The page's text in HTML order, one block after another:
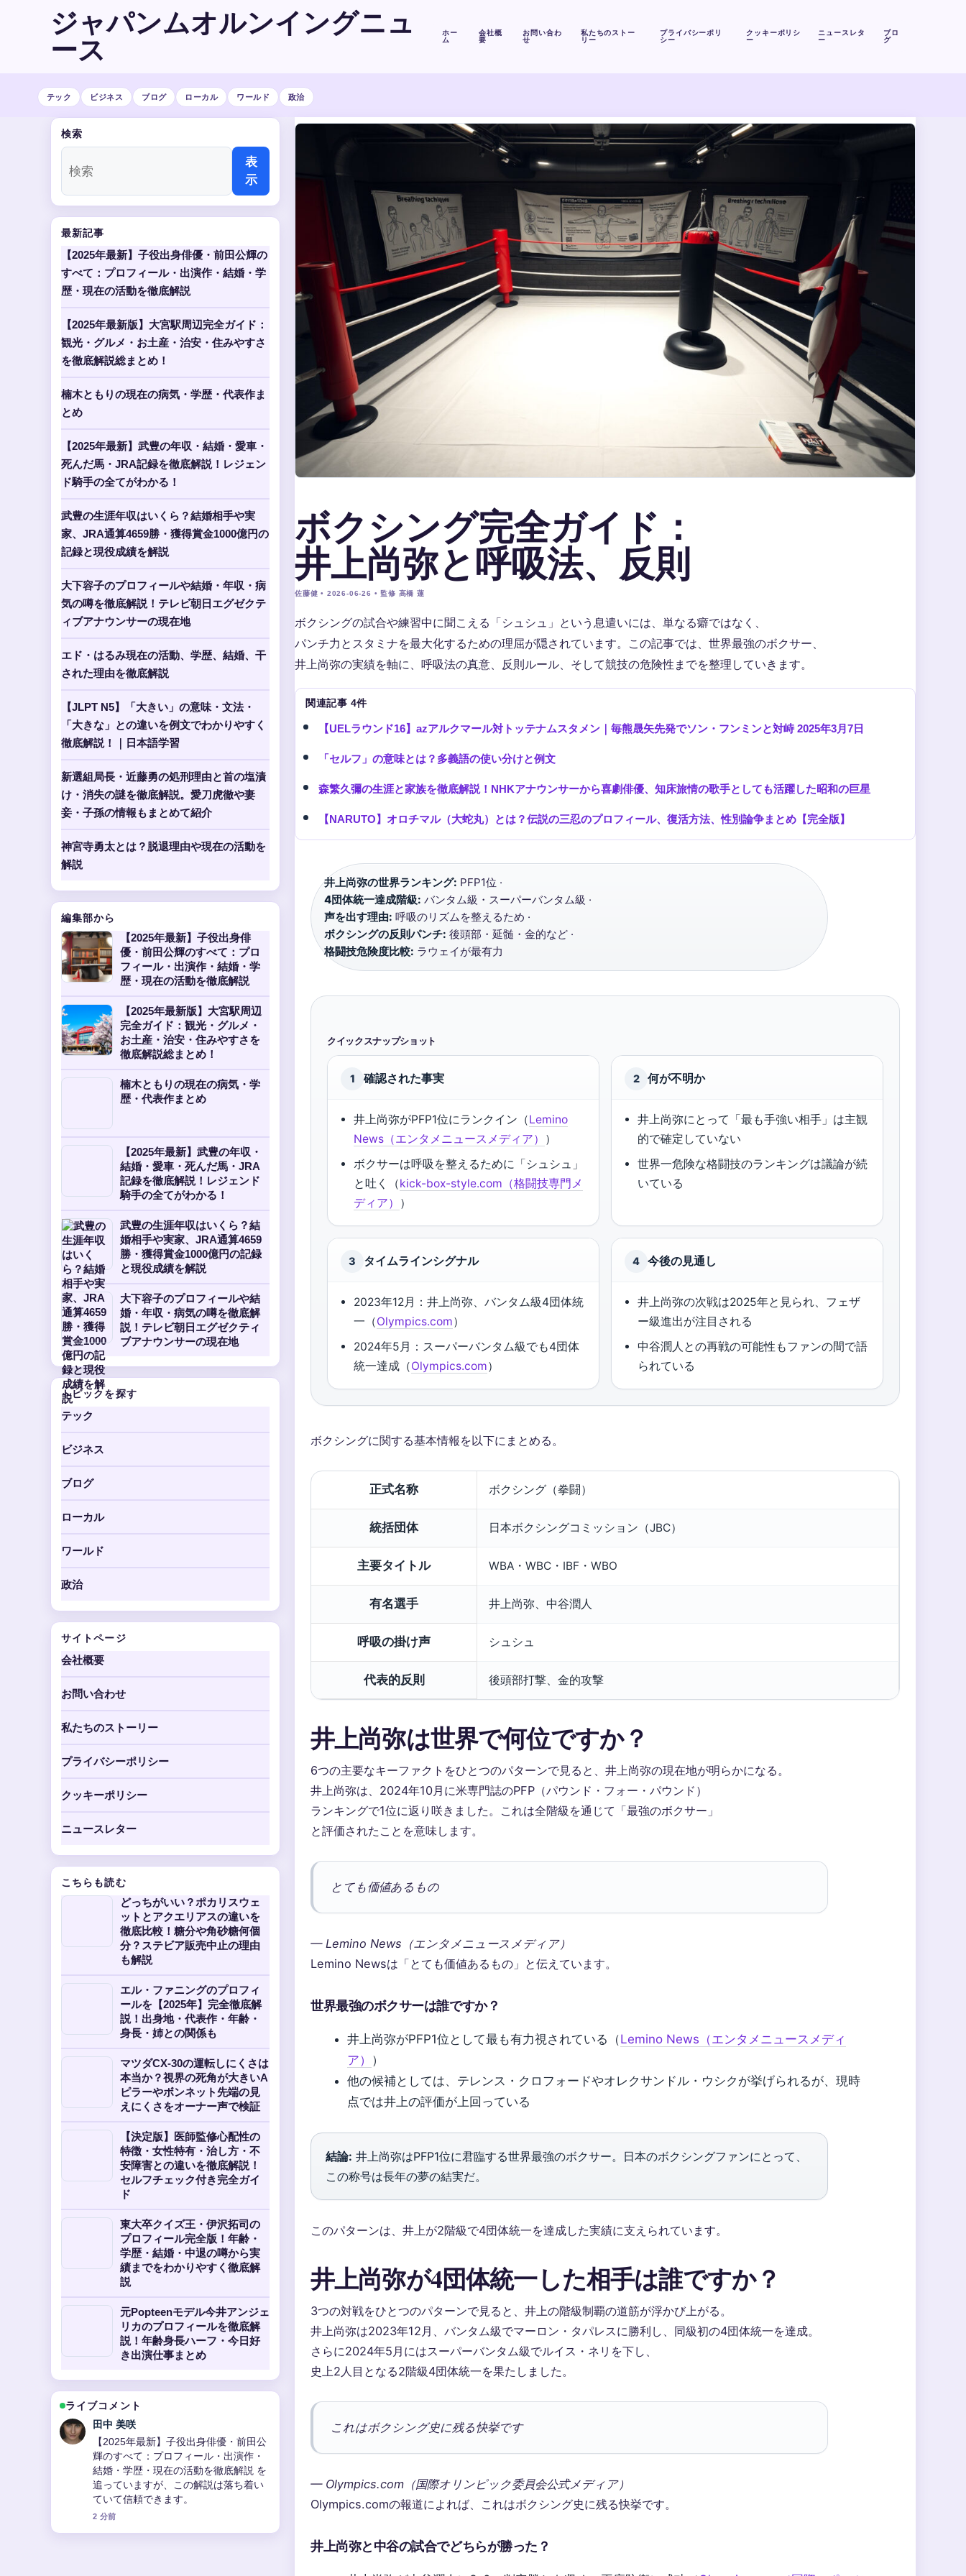
ジャパンムオルンイングニュ
ース
ホー
ム
会社概
要
お問い合わ
せ
私たちのストー
リー
プライバシーポリ
シー
クッキーポリシ
ー
ニュースレタ
ー
ブロ
グ
テック ビジネス ブログ ローカル ワールド 政治
ボクシング完全ガイド：
井上尚弥と呼吸法、反則
佐藤健 • 2026-06-26 • 監修 高橋 蓮
ボクシングの試合や練習中に聞こえる「シュシュ」という息遣いには、単なる癖ではなく、
パンチ力とスタミナを最大化するための理屈が隠されています。この記事では、世界最強のボクサー、
井上尚弥の実績を軸に、呼吸法の真意、反則ルール、そして競技の危険性までを整理していきます。
関連記事 4件
【UELラウンド16】azアルクマール対トッテナムスタメン｜毎熊晟矢先発でソン・フンミンと対峙 2025年3月7日
「セルフ」の意味とは？多義語の使い分けと例文
森繁久彌の生涯と家族を徹底解説！NHKアナウンサーから喜劇俳優、知床旅情の歌手としても活躍した昭和の巨星
【NARUTO】オロチマル（大蛇丸）とは？伝説の三忍のプロフィール、復活方法、性別論争まとめ【完全版】
井上尚弥の世界ランキング: PFP1位 ·
4団体統一達成階級: バンタム級・スーパーバンタム級 ·
声を出す理由: 呼吸のリズムを整えるため ·
ボクシングの反則パンチ: 後頭部・延髄・金的など ·
格闘技危険度比較: ラウェイが最有力
クイックスナップショット
1 確認された事実
井上尚弥がPFP1位にランクイン（Lemino
News（エンタメニュースメディア） ）
ボクサーは呼吸を整えるために「シュシュ」
と吐く（kick-box-style.com（格闘技専門メ
ディア） ）
2 何が不明か
井上尚弥にとって「最も手強い相手」は主観
的で確定していない
世界一危険な格闘技のランキングは議論が続
いている
3 タイムラインシグナル
2023年12月：井上尚弥、バンタム級4団体統
一（Olympics.com）
2024年5月：スーパーバンタム級でも4団体
統一達成（Olympics.com）
4 今後の見通し
井上尚弥の次戦は2025年と見られ、フェザ
ー級進出が注目される
中谷潤人との再戦の可能性もファンの間で語
られている
ボクシングに関する基本情報を以下にまとめる。
正式名称 ボクシング（拳闘）
統括団体 日本ボクシングコミッション（JBC）
主要タイトル WBA・WBC・IBF・WBO
有名選手 井上尚弥、中谷潤人
呼吸の掛け声 シュシュ
代表的反則 後頭部打撃、金的攻撃
井上尚弥は世界で何位ですか？
6つの主要なキーファクトをひとつのパターンで見ると、井上尚弥の現在地が明らかになる。
井上尚弥は、2024年10月に米専門誌のPFP（パウンド・フォー・パウンド）
ランキングで1位に返り咲きました。これは全階級を通じて「最強のボクサー」
と評価されたことを意味します。
とても価値あるもの
— Lemino News（エンタメニュースメディア）
Lemino Newsは「とても価値あるもの」と伝えています。
世界最強のボクサーは誰ですか？
井上尚弥がPFP1位として最も有力視されている（Lemino News（エンタメニュースメディ
ア） ）
他の候補としては、テレンス・クロフォードやオレクサンドル・ウシクが挙げられるが、現時
点では井上の評価が上回っている
結論: 井上尚弥はPFP1位に君臨する世界最強のボクサー。日本のボクシングファンにとって、
この称号は長年の夢の結実だ。
このパターンは、井上が2階級で4団体統一を達成した実績に支えられています。
井上尚弥が4団体統一した相手は誰ですか？
3つの対戦をひとつのパターンで見ると、井上の階級制覇の道筋が浮かび上がる。
井上尚弥は2023年12月、バンタム級でマーロン・タパレスに勝利し、同級初の4団体統一を達成。
さらに2024年5月にはスーパーバンタム級でルイス・ネリを下し、
史上2人目となる2階級4団体統一を果たしました。
これはボクシング史に残る快挙です
— Olympics.com（国際オリンピック委員会公式メディア）
Olympics.comの報道によれば、これはボクシング史に残る快挙です。
井上尚弥と中谷の試合でどちらが勝った？
検索
表
示
最新記事
【2025年最新】子役出身俳優・前田公輝の
すべて：プロフィール・出演作・結婚・学
歴・現在の活動を徹底解説
【2025年最新版】大宮駅周辺完全ガイド：
観光・グルメ・お土産・治安・住みやすさ
を徹底解説総まとめ！
楠木ともりの現在の病気・学歴・代表作ま
とめ
【2025年最新】武豊の年収・結婚・愛車・
死んだ馬・JRA記録を徹底解説！レジェン
ド騎手の全てがわかる！
武豊の生涯年収はいくら？結婚相手や実
家、JRA通算4659勝・獲得賞金1000億円の
記録と現役成績を解説
大下容子のプロフィールや結婚・年収・病
気の噂を徹底解説！テレビ朝日エグゼクテ
ィブアナウンサーの現在地
エド・はるみ現在の活動、学歴、結婚、干
された理由を徹底解説
【JLPT N5】「大きい」の意味・文法・
「大きな」との違いを例文でわかりやすく
徹底解説！｜日本語学習
新選組局長・近藤勇の処刑理由と首の塩漬
け・消失の謎を徹底解説。愛刀虎徹や妻
妾・子孫の情報もまとめて紹介
神宮寺勇太とは？脱退理由や現在の活動を
解説
編集部から
【2025年最新】子役出身俳
優・前田公輝のすべて：プロ
フィール・出演作・結婚・学
歴・現在の活動を徹底解説
【2025年最新版】大宮駅周辺
完全ガイド：観光・グルメ・
お土産・治安・住みやすさを
徹底解説総まとめ！
楠木ともりの現在の病気・学
歴・代表作まとめ
【2025年最新】武豊の年収・
結婚・愛車・死んだ馬・JRA
記録を徹底解説！レジェンド
騎手の全てがわかる！
武豊の生涯年収はいくら？結
婚相手や実家、JRA通算4659
勝・獲得賞金1000億円の記録
と現役成績を解説
大下容子のプロフィールや結
婚・年収・病気の噂を徹底解
説！テレビ朝日エグゼクティ
ブアナウンサーの現在地
トピックを探す
テック
ビジネス
ブログ
ローカル
ワールド
政治
サイトページ
会社概要
お問い合わせ
私たちのストーリー
プライバシーポリシー
クッキーポリシー
ニュースレター
こちらも読む
どっちがいい？ポカリスウェ
ットとアクエリアスの違いを
徹底比較！糖分や角砂糖何個
分？ステビア販売中止の理由
も解説
エル・ファニングのプロフィ
ールを【2025年】完全徹底解
説！出身地・代表作・年齢・
身長・姉との関係も
マツダCX-30の運転しにくさは
本当か？視界の死角が大きいA
ピラーやボンネット先端の見
えにくさをオーナー声で検証
【決定版】医師監修心配性の
特徴・女性特有・治し方・不
安障害との違いを徹底解説！
セルフチェック付き完全ガイ
ド
東大卒クイズ王・伊沢拓司の
プロフィール完全版！年齢・
学歴・結婚・中退の噂から実
績までをわかりやすく徹底解
説
元Popteenモデル今井アンジェ
リカのプロフィールを徹底解
説！年齢身長ハーフ・今日好
き出演仕事まとめ
ライブコメント
中村 悠斗
【2025年最新版】大宮駅周辺完全ガイ
ド：観光・グルメ・お土産・治安・住
みやすさを徹底解説総まとめ！ の背景
説明が助かります。ライブ更新を続け
てください。
4 分前